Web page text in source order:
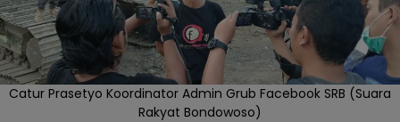
Catur Prasetyo Koordinator Admin Grub Facebook SRB (Suara
Rakyat Bondowoso)